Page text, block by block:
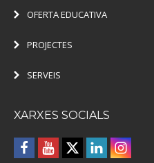
OFERTA EDUCATIVA
PROJECTES
SERVEIS
XARXES SOCIALS